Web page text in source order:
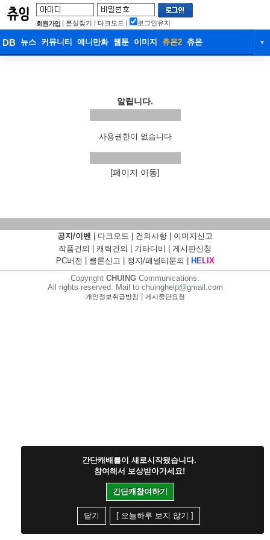
회원가입 | 분실찾기 | 다크모드 | 로그인유지
DB 뉴스 커뮤니티 애니만화 웹툰 이미지 츄온2 츄온 ▼
알립니다.
사용권한이 없습니다
[페이지 이동]
공지/이벤 다크모드 건의사항
이미지신고
작품건의
캐릭건의 기타디비
게시판신청
PC버전
클론신고 정지/패널티문의 H ELI X
Copyright CHUING Communications.
All rights reserved. Mail to chuinghelp@gmail.com
개인정보취급방침 게시중단요청
간단캐배틀이 새로시작됐습니다.
참여해서 보상받아가세요!
간단캐참여하기
닫기 [ 오늘하루 보지 않기 ]